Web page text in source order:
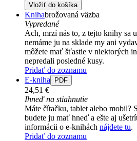
Vložiť do košíka
Knihabrožovaná väzba
Vypredané
Ach, mrzí nás to, z tejto knihy sa
nemáme ju na sklade my ani
môžete mať šťastie v niektorých
nepredali posledné kusy.
Pridať do zoznamu
E-kniha
PDF
24,51 €
Ihneď na stiahnutie
Máte čítačku, tablet alebo mobil?
budete ju mať hneď a ešte aj
informácii o e-knihách nájdete tu.
Pridať do zoznamu